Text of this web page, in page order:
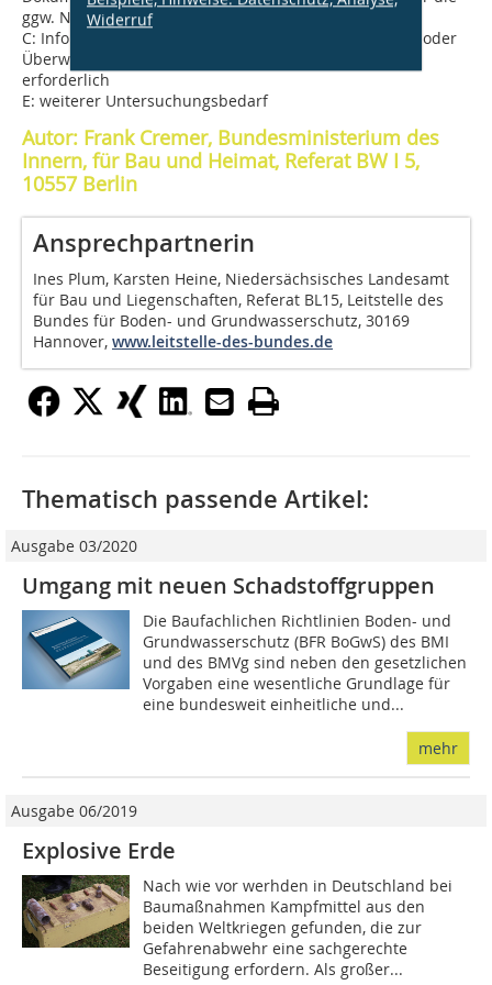
ggw. Nutzung keine Gefährdung
C: Informationen zum zeitlichen Stoffverhalten fehlen oder
Überwachung D: Maßnahmen zur Gefahrenabwehr
erforderlich
E: weiterer Untersuchungsbedarf
Autor: Frank Cremer, Bundesministerium des
Innern, für Bau und Heimat, Referat BW I 5,
10557 Berlin
Ansprechpartnerin
Ines Plum, Karsten Heine, Niedersächsisches Landesamt
für Bau und Liegenschaften, Referat BL15, Leitstelle des
Bundes für Boden- und Grundwasserschutz, 30169
Hannover, www.leitstelle-des-bundes.de
Widerruf
Thematisch passende Artikel:
Ausgabe 03/2020
Umgang mit neuen Schadstoffgruppen
Die Baufachlichen Richtlinien Boden- und
Grundwasserschutz (BFR BoGwS) des BMI
und des BMVg sind neben den gesetzlichen
Vorgaben eine wesentliche Grundlage für
eine bundesweit einheitliche und...
mehr
Ausgabe 06/2019
Explosive Erde
Nach wie vor werhden in Deutschland bei
Baumaßnahmen Kampfmittel aus den
beiden Weltkriegen gefunden, die zur
Gefahrenabwehr eine sachgerechte
Beseitigung erfordern. Als großer...